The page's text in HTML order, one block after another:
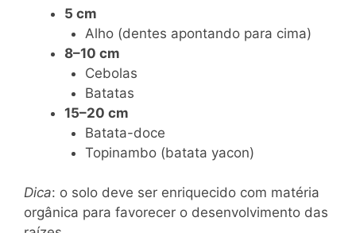
5 cm
Alho (dentes apontando para cima)
8–10 cm
Cebolas
Batatas
15–20 cm
Batata-doce
Topinambo (batata yacon)
Dica: o solo deve ser enriquecido com matéria
orgânica para favorecer o desenvolvimento das